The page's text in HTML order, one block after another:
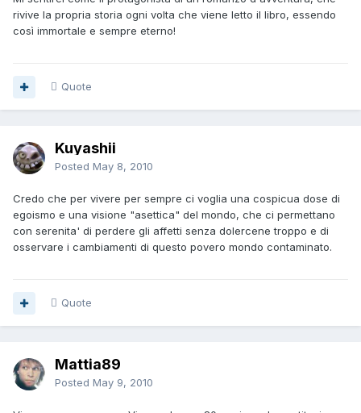
rivive la propria storia ogni volta che viene letto il libro, essendo
così immortale e sempre eterno!
Quote
Kuyashii
Posted May 8, 2010
Credo che per vivere per sempre ci voglia una cospicua dose di
egoismo e una visione "asettica" del mondo, che ci permettano
con serenita' di perdere gli affetti senza dolercene troppo e di
osservare i cambiamenti di questo povero mondo contaminato.
Quote
Mattia89
Posted May 9, 2010